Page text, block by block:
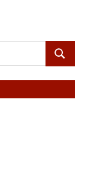
ПОИСК